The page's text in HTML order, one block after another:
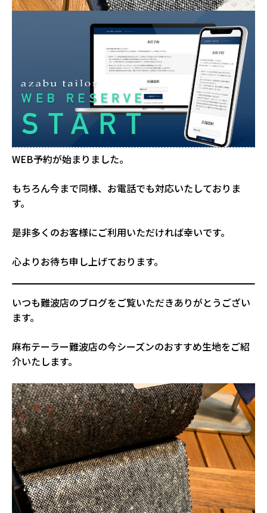
WEB予約が始まりました。
もちろん今まで同様、お電話でも対応いたしておりま
す。
是非多くのお客様にご利用いただければ幸いです。
心よりお待ち申し上げております。
いつも難波店のブログをご覧いただきありがとうござい
ます。
麻布テーラー難波店の今シーズンのおすすめ生地をご紹
介いたします。